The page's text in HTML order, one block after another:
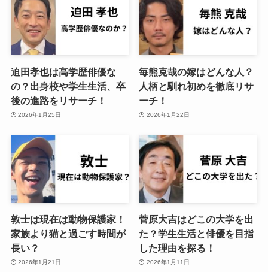
迫田孝也は高学歴俳優な
の？出身校や学生生活、卒
後の進路をリサーチ！
2026年1月25日
毎熊克哉の嫁はどんな人？
人柄と馴れ初めを徹底リサ
ーチ！
2026年1月22日
敦士は現在は動物保護家！
家族より猫と過ごす時間が
長い？
2026年1月21日
菅原大吉はどこの大学を出
た？学生生活と俳優を目指
した理由を探る！
2026年1月11日